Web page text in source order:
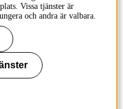
Vissa tjänster är
och andra är valbara.